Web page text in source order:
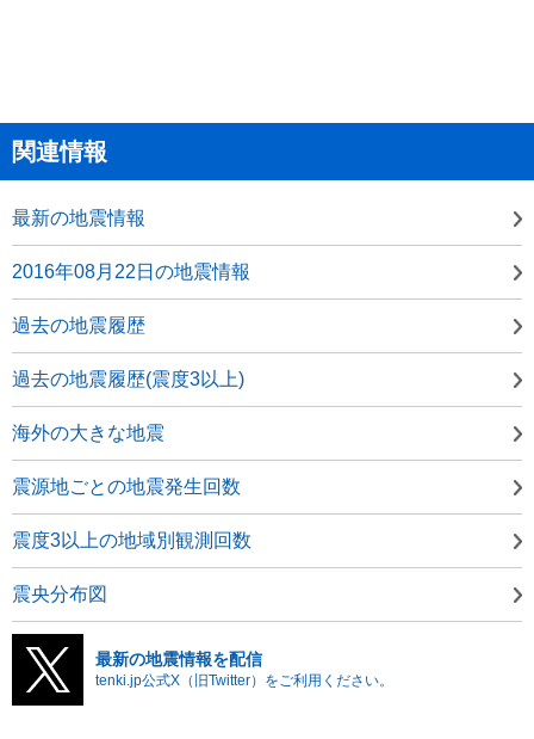
関連情報
最新の地震情報
2016年08月22日の地震情報
過去の地震履歴
過去の地震履歴(震度3以上)
海外の大きな地震
震源地ごとの地震発生回数
震度3以上の地域別観測回数
震央分布図
最新の地震情報を配信
tenki.jp公式X（旧Twitter）をご利用ください。